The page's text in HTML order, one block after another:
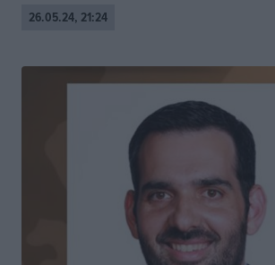
26.05.24, 21:24